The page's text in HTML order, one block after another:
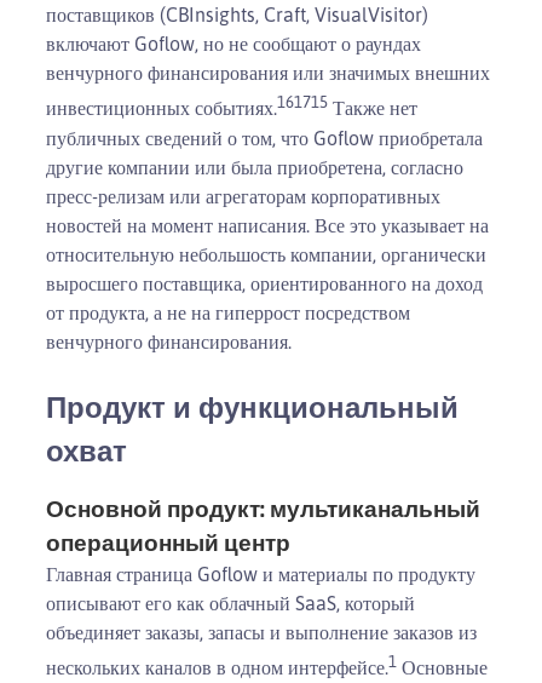
поставщиков (CBInsights, Craft, VisualVisitor)
включают Goflow, но не сообщают о раундах
венчурного финансирования или значимых внешних
инвестиционных событиях.161715 Также нет
публичных сведений о том, что Goflow приобретала
другие компании или была приобретена, согласно
пресс-релизам или агрегаторам корпоративных
новостей на момент написания. Все это указывает на
относительную небольшость компании, органически
выросшего поставщика, ориентированного на доход
от продукта, а не на гиперрост посредством
венчурного финансирования.
Продукт и функциональный
охват
Основной продукт: мультиканальный
операционный центр
Главная страница Goflow и материалы по продукту
описывают его как облачный SaaS, который
объединяет заказы, запасы и выполнение заказов из
нескольких каналов в одном интерфейсе.1 Основные